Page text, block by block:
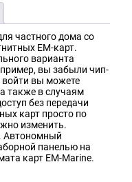
частного дома со
EM-карт.
варианта
вы забыли чип-
войти вы можете
также в случаям
без передачи
карт просто по
изменить.
Автономный
панелью на
карт EM-Marine.